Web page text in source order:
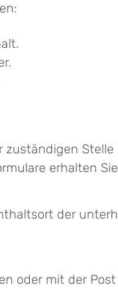
erhalten
der
oder mit der